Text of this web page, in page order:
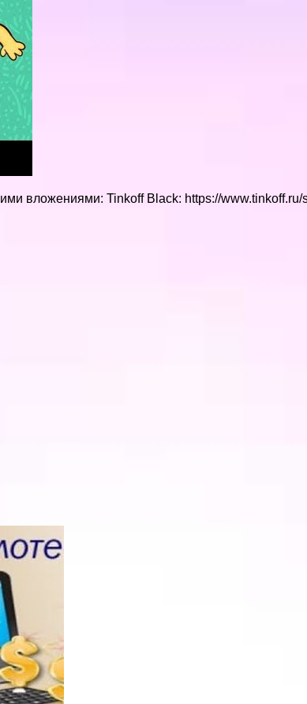
вложениями: Tinkoff Black: https://